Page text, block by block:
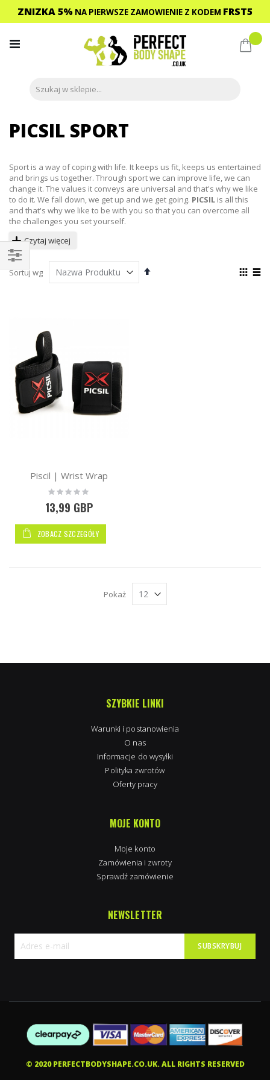
ZNIZKA 5% NA PIERWSZE ZAMOWIENIE Z KODEM FRST5
do
treści
Mój
PICSIL SPORT
Sport is a way of coping with life. It keeps us fit, keeps us entertained
and brings us together. Through sport we can improve life, we can
change it. The values it conveys are universal and that's why we like
to do it. We fall down, we get up and we get going. PICSIL is all this
and that's why we like to be with you so that you can overcome all
the challenges you set yourself.
Czytaj więcej
Sortuj wg
Ustaw
Piscil | Wrist Wrap
Rating:
0%
13,99 GBP
ZOBACZ SZCZEGÓŁY
Pokaż
Kupuj
SZYBKIE LINKI
Warunki i postanowienia
O nas
Informacje do wysyłki
Polityka zwrotów
Oferty pracy
MOJE KONTO
Moje konto
Zamówienia i zwroty
Sprawdź zamówienie
NEWSLETTER
SUBSKRYBUJ
© 2020 PERFECTBODYSHAPE.CO.UK. ALL RIGHTS RESERVED